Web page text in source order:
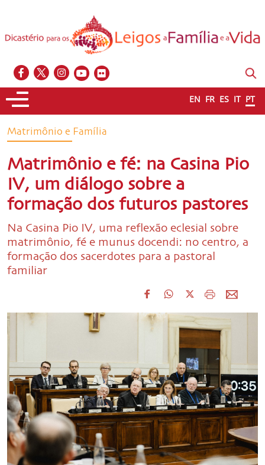
EN FR ES IT PT
Matrimônio e Família
Matrimônio e fé: na Casina Pio
IV, um diálogo sobre a
formação dos futuros pastores
Na Casina Pio IV, uma reflexão eclesial sobre
matrimônio, fé e munus docendi: no centro, a
formação dos sacerdotes para a pastoral
familiar